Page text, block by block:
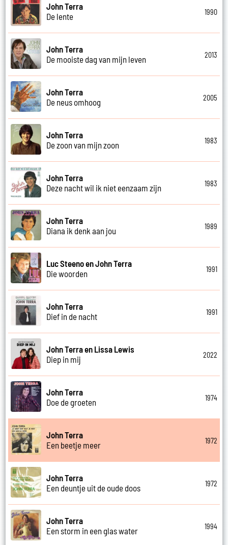
John Terra
De lente
1990
John Terra
De mooiste dag van mijn leven
2013
John Terra
De neus omhoog
2005
John Terra
De zoon van mijn zoon
1983
John Terra
Deze nacht wil ik niet eenzaam zijn
1983
John Terra
Diana ik denk aan jou
1989
Luc Steeno en John Terra
Die woorden
1991
John Terra
Dief in de nacht
1991
John Terra en Lissa Lewis
Diep in mij
2022
John Terra
Doe de groeten
1974
John Terra
Een beetje meer
1972
John Terra
Een deuntje uit de oude doos
1972
John Terra
Een storm in een glas water
1994